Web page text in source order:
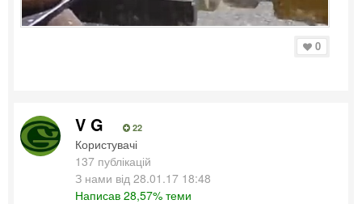
0
V G 22
Користувачі
137 публікацій
З нами від 28.01.17 18:48
Написав 28,57% теми